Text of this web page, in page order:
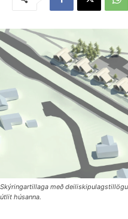
Skýringartillaga með
útlit húsanna.